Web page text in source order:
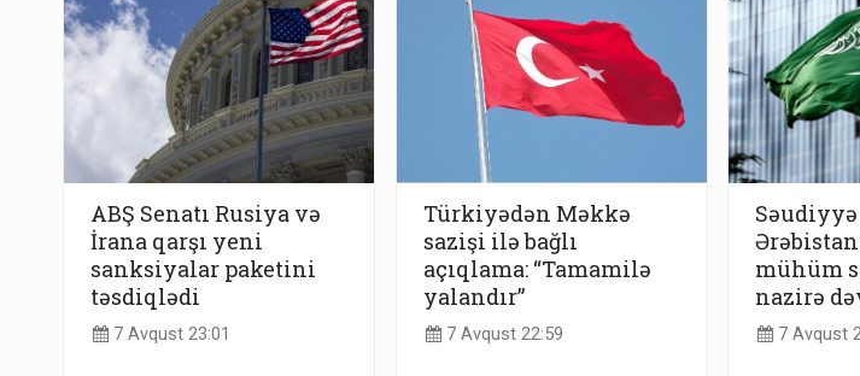
ABŞ Senatı Rusiya və
İrana qarşı yeni
sanksiyalar paketini
təsdiqlədi
7 Avqust 23:01
Türkiyədən Məkkə
sazişi ilə bağlı
açıqlama: “Tamamilə
yalandır”
7 Avqust 22:59
Səudiyyə
mühüm
nazirə
7 Avqust